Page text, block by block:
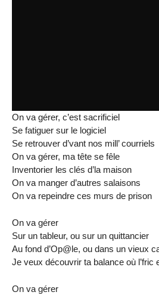
On va gérer, c’est sacrificiel
Se fatiguer sur le logiciel
Se retrouver d’vant nos mill’ courriels
On va gérer, ma tête se fêle
Inventorier les clés d’la maison
On va manger d’autres salaisons
On va repeindre ces murs de prison
On va gérer
Sur un tableur, ou sur un quittancier
Au fond d’Op@le, ou dans un vieux
Je veux découvrir ta balance où l’fric
On va gérer